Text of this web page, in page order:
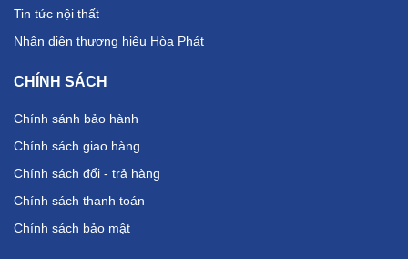
Tin tức nội thất
Nhận diện thương hiệu Hòa Phát
CHÍNH SÁCH
Chính sánh bảo hành
Chính sách giao hàng
Chính sách đổi - trả hàng
Chính sách thanh toán
Chính sách bảo mật